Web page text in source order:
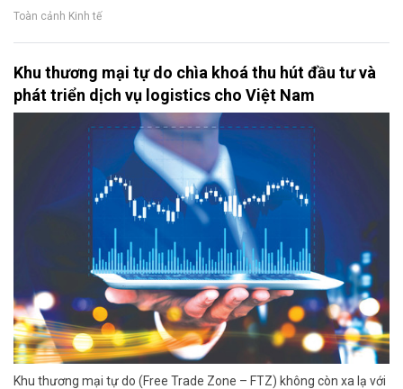
Toàn cảnh Kinh tế
Khu thương mại tự do chìa khoá thu hút đầu tư và
phát triển dịch vụ logistics cho Việt Nam
Khu thương mại tự do (Free Trade Zone – FTZ) không còn xa lạ với